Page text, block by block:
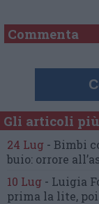
Commenta
Gli articoli
24 Lug - Bimbi
buio: orrore
10 Lug - Luigia
prima la lite,